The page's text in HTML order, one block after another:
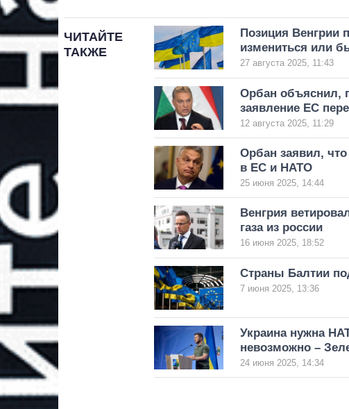
ЧИТАЙТЕ
ТАКЖЕ
Позиция Венгрии
измениться или
27 августа 2025, 11:43
Орбан объяснил,
заявление ЕС
12 августа 2025, 11:29
Орбан заявил,
в ЕС и НАТО
25 июня 2025, 14:44
Венгрия
газа из россии
16 июня 2025, 18:52
Страны Балтии
7 июня 2025, 13:36
Украина нужна
невозможно –
24 июня 2025, 14:34